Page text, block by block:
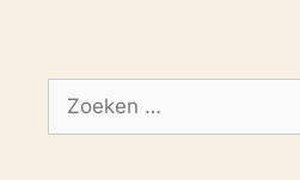
Zoek